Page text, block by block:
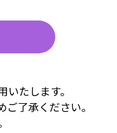
たします。
了承ください。